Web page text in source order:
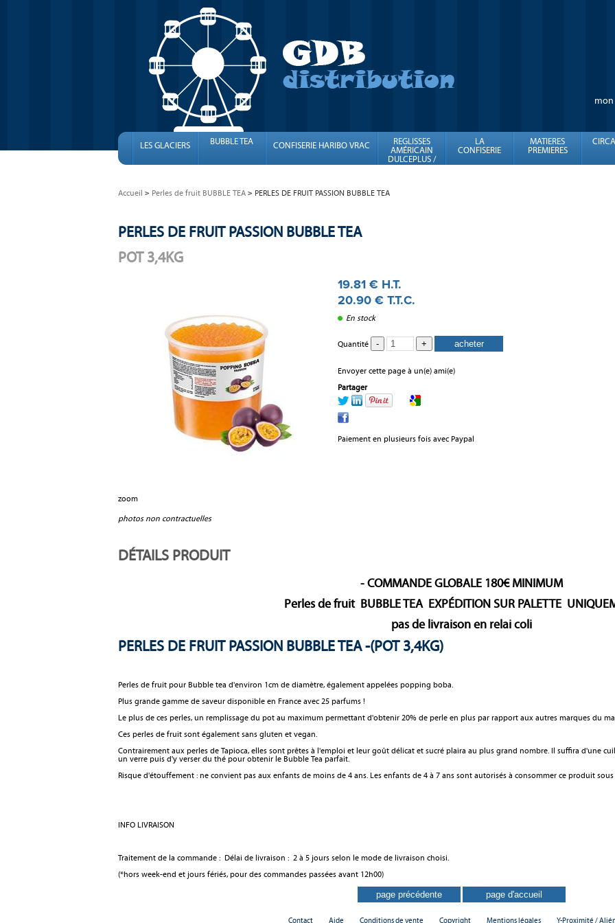
LES GLACIERS BUBBLE TEA CONFISERIE HARIBO VRAC
REGLISSES
AMÉRICAIN
DULCEPLUS /
FINI
LA
CONFISERIE
MATIERES
PREMIERES
Accueil Perles de fruit BUBBLE TEA PERLES DE FRUIT PASSION BUBBLE TEA
PERLES DE FRUIT PASSION BUBBLE TEA
POT 3,4KG
zoom
photos non contractuelles
19.81 € H.T.
20.90 € T.T.C.
En stock
Quantité
Envoyer cette page à un(e) ami(e)
Partager
Paiement en plusieurs fois avec Paypal
DÉTAILS PRODUIT
- COMMANDE GLOBALE 180€ MINIMUM
Perles de fruit BUBBLE TEA EXPÉDITION SUR PALETTE
pas de livraison en relai coli
PERLES DE FRUIT PASSION BUBBLE TEA -(POT 3,4KG)
Perles de fruit pour Bubble tea d'environ 1cm de diamètre, également appelées popping boba.
Plus grande gamme de saveur disponible en France avec 25 parfums !
Le plus de ces perles, un remplissage du pot au maximum permettant d'obtenir 20% de perle en plus par rapport aux autres marques du
Ces perles de fruit sont également sans gluten et vegan.
Contrairement aux perles de Tapioca, elles sont prêtes à l'emploi et leur goût délicat et sucré plaira au plus grand nombre. Il suffira d'une
un verre puis d'y verser du thé pour obtenir le Bubble Tea parfait.
Risque d'étouffement : ne convient pas aux enfants de moins de 4 ans. Les enfants de 4 à 7 ans sont autorisés à consommer ce produit
INFO LIVRAISON
Traitement de la commande : Délai de livraison : 2 à 5 jours selon le mode de livraison choisi.
(*hors week-end et jours fériés, pour des commandes passées avant 12h00)
Contact Aide Conditions de vente Copyright Mentions légales Y-Proximité /